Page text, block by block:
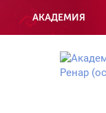
АКАДЕМИЯ